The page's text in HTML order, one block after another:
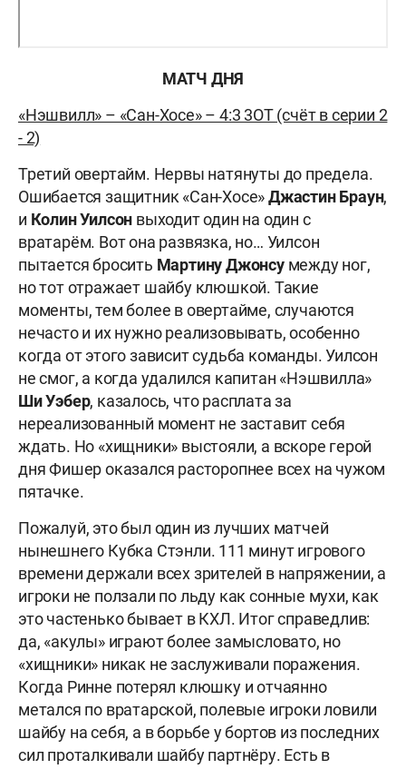
МАТЧ ДНЯ
«Нэшвилл» – «Сан-Хосе» – 4:3 3ОТ (счёт в серии 2
- 2)
Третий овертайм. Нервы натянуты до предела.
Ошибается защитник «Сан-Хосе»Джастин Браун,
и Колин Уилсон выходит один на один с
вратарём. Вот она развязка, но… Уилсон
пытается бросить Мартину Джонсумежду ног,
но тот отражает шайбу клюшкой. Такие
моменты, тем более в овертайме, случаются
нечасто и их нужно реализовывать, особенно
когда от этого зависит судьба команды. Уилсон
не смог, а когда удалился капитан «Нэшвилла»
Ши Уэбер, казалось, что расплата за
нереализованный момент не заставит себя
ждать. Но «хищники» выстояли, а вскоре герой
дня Фишер оказался расторопнее всех на чужом
пятачке.
Пожалуй, это был один из лучших матчей
нынешнего Кубка Стэнли. 111 минут игрового
времени держали всех зрителей в напряжении, а
игроки не ползали по льду как сонные мухи, как
это частенько бывает в КХЛ. Итог справедлив:
да, «акулы» играют более замысловато, но
«хищники» никак не заслуживали поражения.
Когда Ринне потерял клюшку и отчаянно
метался по вратарской, полевые игроки ловили
шайбу на себя, а в борьбе у бортов из последних
сил проталкивали шайбу партнёру. Есть в